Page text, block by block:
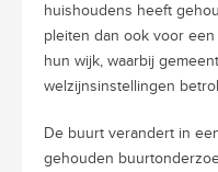
huishoudens heeft
pleiten dan ook voor
hun wijk, waarbij
welzijnsinstellingen
De buurt verandert in
gehouden